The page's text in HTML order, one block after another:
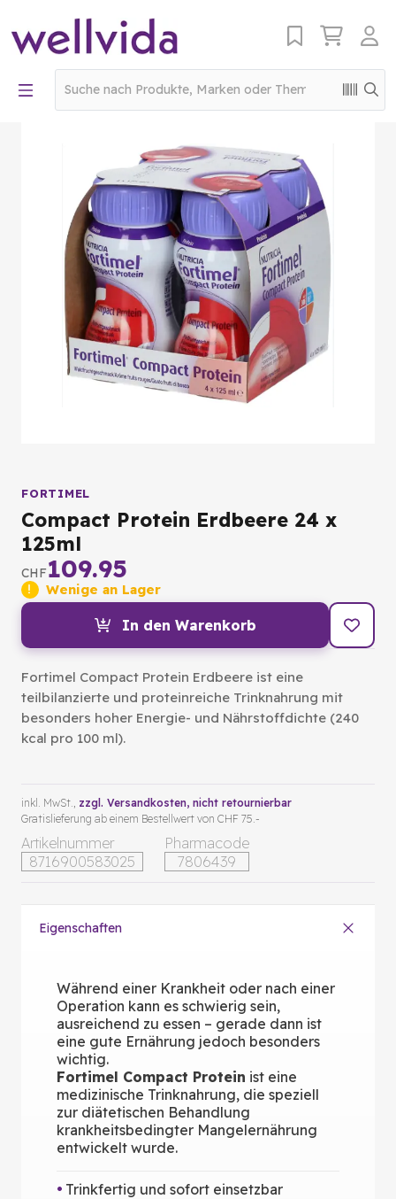
FORTIMEL
Compact Protein Erdbeere 24 x
125ml
CHF109.95
Wenige an Lager
In den Warenkorb
Fortimel Compact Protein Erdbeere ist eine
teilbilanzierte und proteinreiche Trinknahrung mit
besonders hoher Energie- und Nährstoffdichte (240
kcal pro 100 ml).
Artikelnummer
8716900583025
Pharmacode
7806439
inkl. MwSt., zzgl. Versandkosten, nicht retournierbar
Gratislieferung ab einem Bestellwert von CHF 75.-
Eigenschaften
Während einer Krankheit oder nach einer
Operation kann es schwierig sein,
ausreichend zu essen – gerade dann ist
eine gute Ernährung jedoch besonders
wichtig.
Fortimel Compact Protein ist eine
medizinische Trinknahrung, die speziell
zur diätetischen Behandlung
krankheitsbedingter Mangelernährung
entwickelt wurde.
Trinkfertig und sofort einsetzbar